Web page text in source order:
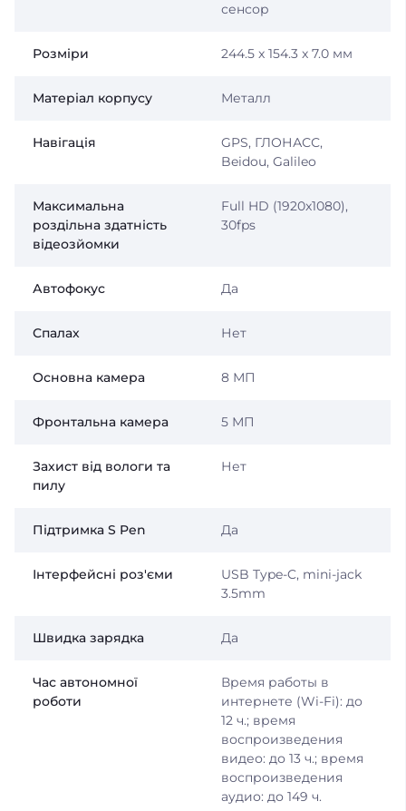
сенсор
Розміри 244.5 x 154.3 x 7.0 мм
Матеріал корпусу Металл
Навігація
GPS, ГЛОНАСС,
Beidou, Galileo
Максимальна
роздільна здатність
відеозйомки
Full HD (1920x1080),
30fps
Автофокус Да
Спалах Нет
Основна камера 8 МП
Фронтальна камера 5 МП
Захист від вологи та
пилу
Нет
Підтримка S Pen Да
Інтерфейсні роз'єми
USB Type-C, mini-jack
3.5mm
Швидка зарядка Да
Час автономної
роботи
Время работы в
интернете (Wi-Fi): до
12 ч.; время
воспроизведения
видео: до 13 ч.; время
воспроизведения
аудио: до 149 ч.